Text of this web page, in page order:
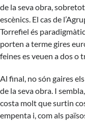
de la seva obra,
escènics. El cas de
Torrefiel és
porten a terme gires
feines es veuen a dos o
Al final, no són gaires
de la seva obra. I
costa molt que surtin
empenta i, com als